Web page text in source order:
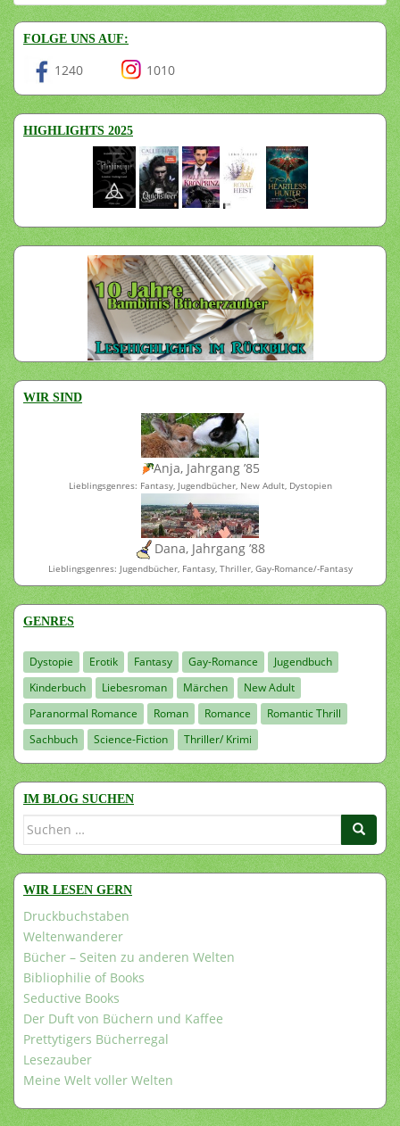
FOLGE UNS AUF:
1240 1010
HIGHLIGHTS 2025
WIR SIND
Anja, Jahrgang ’85
Lieblingsgenres: Fantasy, Jugendbücher, New Adult, Dystopien
Dana, Jahrgang ’88
Lieblingsgenres: Jugendbücher, Fantasy, Thriller, Gay-Romance/-Fantasy
GENRES
Dystopie Erotik Fantasy Gay-Romance
Jugendbuch
Kinderbuch
Liebesroman Märchen
New Adult
Paranormal Romance
Roman Romance
Romantic Thrill
Sachbuch
Science-Fiction Thriller/ Krimi
IM BLOG SUCHEN
Suchen
WIR LESEN GERN
Druckbuchstaben
Weltenwanderer
Bücher – Seiten zu anderen Welten
Bibliophilie of Books
Seductive Books
Der Duft von Büchern und Kaffee
Prettytigers Bücherregal
Lesezauber
Meine Welt voller Welten